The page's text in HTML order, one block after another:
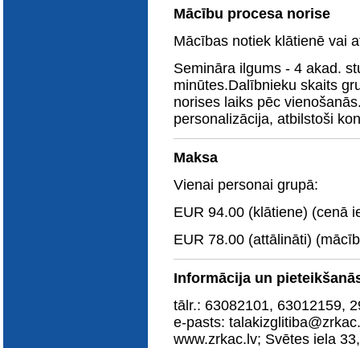
Mācību procesa norise
Mācības notiek klātienē vai
Semināra ilgums - 4 akad.
minūtes.Dalībnieku skaits
norises laiks pēc
personalizācija, atbilstoši
Maksa
Vienai personai grupā:
EUR 94.00 (klātiene) (cenā
EUR 78.00 (attālināti)
Informācija un
tālr.: 63082101, 63012159,
e-pasts:
www.zrkac.lv; Svētes iela